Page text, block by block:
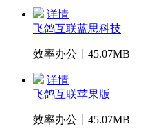
详情
飞鸽互联蓝思科技
效率办公丨45.07MB
详情
飞鸽互联苹果版
效率办公丨45.07MB